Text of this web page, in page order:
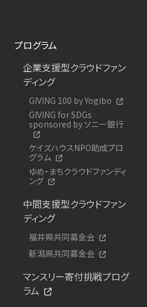
プログラム
企業支援型クラウドファン
ディング
GIVING 100 by Yogibo
GIVING for SDGs
sponsored by ソニー銀行
ケイズハウスNPO助成プロ
グラム
ゆめ・まちクラウドファンディ
ング
中間支援型クラウドファン
ディング
福井県共同募金会
新潟県共同募金会
マンスリー寄付挑戦プログ
ラム